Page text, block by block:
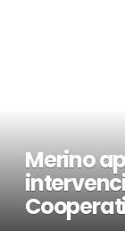
Merino